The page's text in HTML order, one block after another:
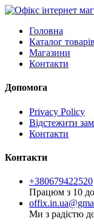
Головна
Каталог товарів
Магазини
Контакти
Допомога
Privacy Policy
Відстежити
Контакти
Контакти
+380679422520
Працюм з 10
Ми з радістю